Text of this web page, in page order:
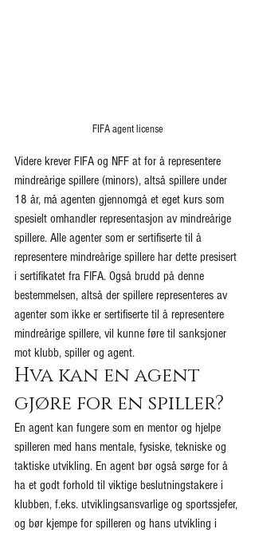
FIFA agent license
Videre krever FIFA og NFF at for å representere
mindreårige spillere (minors), altså spillere under
18 år, må agenten gjennomgå et eget kurs som
spesielt omhandler representasjon av mindreårige
spillere. Alle agenter som er sertifiserte til å
representere mindreårige spillere har dette presisert
i sertifikatet fra FIFA. Også brudd på denne
bestemmelsen, altså der spillere representeres av
agenter som ikke er sertifiserte til å representere
mindreårige spillere, vil kunne føre til sanksjoner
mot klubb, spiller og agent.
Hva kan en agent
gjøre for en spiller?
En agent kan fungere som en mentor og hjelpe
spilleren med hans mentale, fysiske, tekniske og
taktiske utvikling. En agent bør også sørge for å
ha et godt forhold til viktige beslutningstakere i
klubben, f.eks. utviklingsansvarlige og sportssjefer,
og bør kjempe for spilleren og hans utvikling i